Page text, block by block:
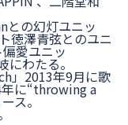
との幻灯ユニッ
徳澤青弦とのユニ
愛ユニッ
にわたる。
」2013年9月に歌
に“throwing a
ス。